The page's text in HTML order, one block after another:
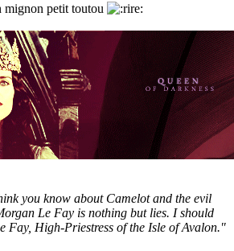
mignon petit toutou
you know about Camelot and the evil
Le Fay is nothing but lies. I should
Fay, High-Priestress of the Isle of Avalon."